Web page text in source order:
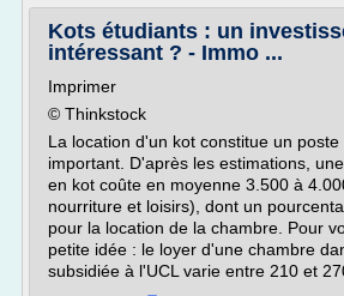
Kots étudiants : un
intéressant ? - Immo ...
Imprimer
© Thinkstock
La location d'un kot constitue un poste
important. D'après les estimations,
en kot coûte en moyenne 3.500 à
nourriture et loisirs), dont un
pour la location de la chambre. Pour
petite idée : le loyer d'une chambre
subsidiée à l'UCL varie entre 210 et